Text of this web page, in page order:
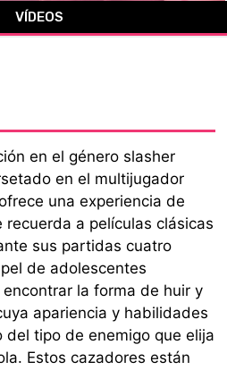
VÍDEOS
en el género slasher
en el multijugador
una experiencia de
a películas clásicas
sus partidas cuatro
de adolescentes
la forma de huir y
apariencia y habilidades
tipo de enemigo que elija
Estos cazadores están